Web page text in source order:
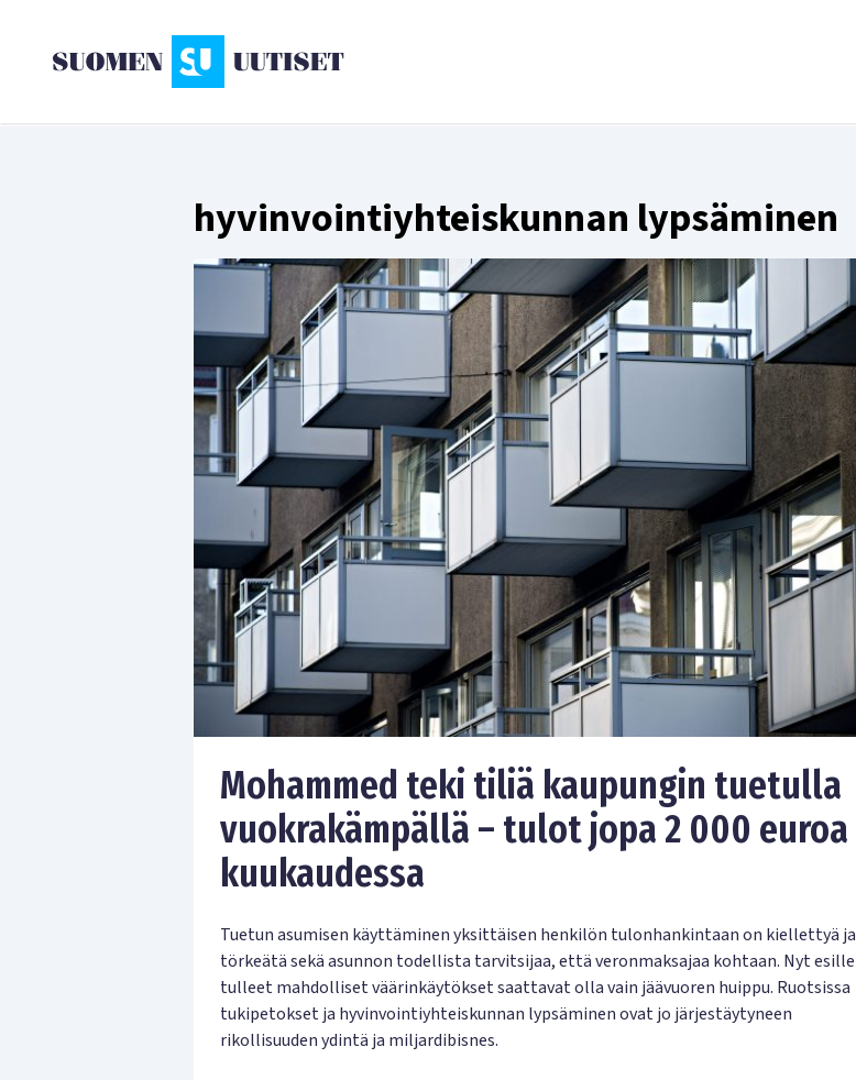
hyvinvointiyhteiskunnan lypsäminen
Mohammed teki tiliä kaupungin tuetulla
vuokrakämpällä – tulot jopa 2 000 euroa
kuukaudessa
Tuetun asumisen käyttäminen yksittäisen henkilön tulonhankintaan on kiellettyä ja
törkeätä sekä asunnon todellista tarvitsijaa, että veronmaksajaa kohtaan. Nyt esille
tulleet mahdolliset väärinkäytökset saattavat olla vain jäävuoren huippu. Ruotsissa
tukipetokset ja hyvinvointiyhteiskunnan lypsäminen ovat jo järjestäytyneen
rikollisuuden ydintä ja miljardibisnes.